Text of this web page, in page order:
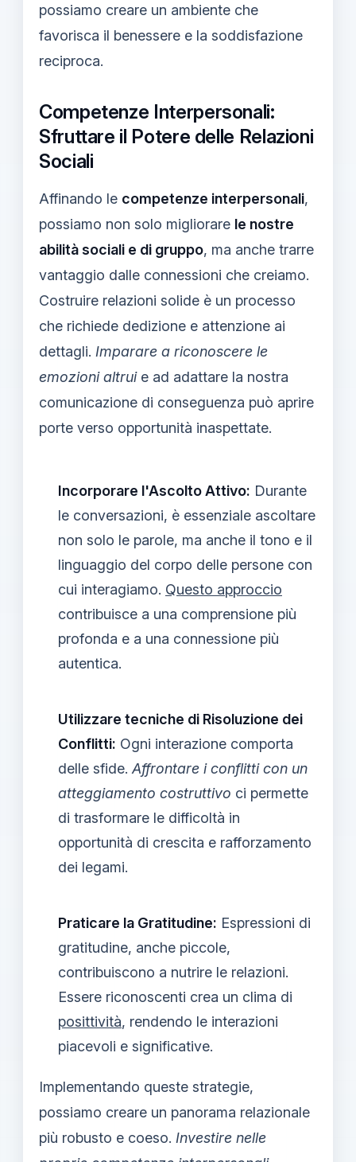
possiamo creare un ambiente che
favorisca il benessere e la soddisfazione
reciproca.
Competenze Interpersonali:
Sfruttare il Potere delle Relazioni
Sociali
Affinando le competenze interpersonali,
possiamo non solo migliorare le nostre
abilità sociali e di gruppo, ma anche trarre
vantaggio dalle connessioni che creiamo.
Costruire relazioni solide è un processo
che richiede dedizione e attenzione ai
dettagli. Imparare a riconoscere le
emozioni altruie ad adattare la nostra
comunicazione di conseguenza può aprire
porte verso opportunità inaspettate.
Incorporare l'Ascolto Attivo: Durante
le conversazioni, è essenziale ascoltare
non solo le parole, ma anche il tono e il
linguaggio del corpo delle persone con
cui interagiamo. Questo approccio
contribuisce a una comprensione più
profonda e a una connessione più
autentica.
Utilizzare tecniche di Risoluzione dei
Conflitti: Ogni interazione comporta
delle sfide. Affrontare i conflitti con un
atteggiamento costruttivo ci permette
di trasformare le difficoltà in
opportunità di crescita e rafforzamento
dei legami.
Praticare la Gratitudine: Espressioni di
gratitudine, anche piccole,
contribuiscono a nutrire le relazioni.
Essere riconoscenti crea un clima di
posittività, rendendo le interazioni
piacevoli e significative.
Implementando queste strategie,
possiamo creare un panorama relazionale
più robusto e coeso. Investire nelle